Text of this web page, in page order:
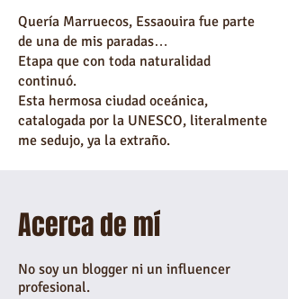
Quería Marruecos, Essaouira fue parte
de una de mis paradas…
Etapa que con toda naturalidad
continuó.
Esta hermosa ciudad oceánica,
catalogada por la UNESCO, literalmente
me sedujo, ya la extraño.
Acerca de mí
No soy un blogger ni un influencer
profesional.